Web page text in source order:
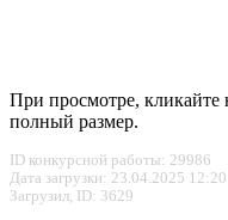
При просмотре, кликайте
полный размер.
ID конкурсной работы: 29986
Дата загрузки: 23.04.2025 12:20
Загрузил, ID: 3629